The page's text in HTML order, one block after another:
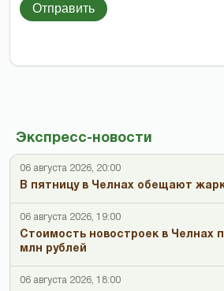
Экспресс-новости
06 августа 2026, 20:00
В пятницу в Челнах обещают
06 августа 2026, 19:00
Стоимость новостроек в Челнах
млн рублей
06 августа 2026, 18:00
Отправить